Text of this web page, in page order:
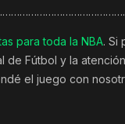
para toda la NBA. Si
Fútbol y la
el juego con